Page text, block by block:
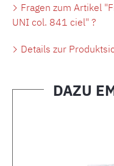
Fragen zum Artikel
UNI col. 841 ciel" ?
Details zur
DAZU